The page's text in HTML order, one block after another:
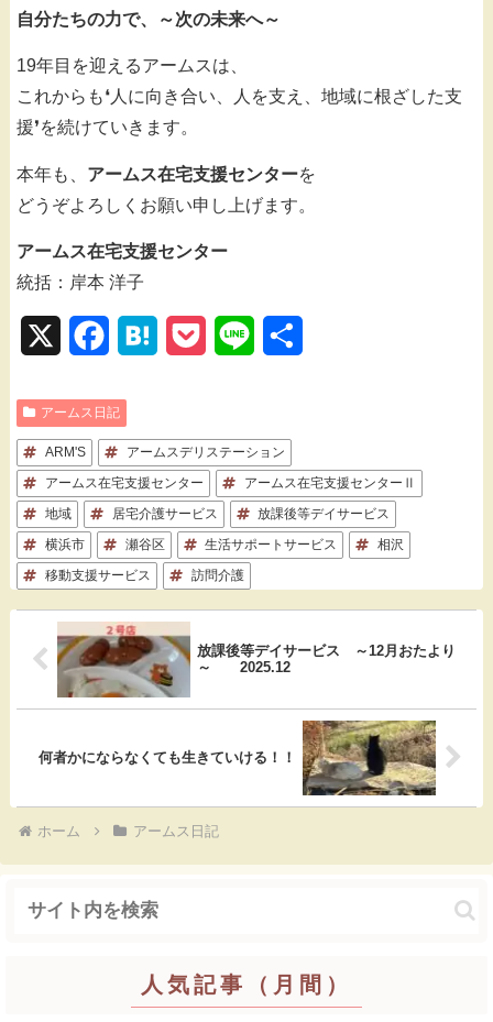
自分たちの力で、～次の未来へ～
19年目を迎えるアームスは、
これからも❛人に向き合い、人を支え、地域に根ざした支
援❜を続けていきます。
本年も、 アームス在宅支援センターを
どうぞよろしくお願い申し上げます。
アームス在宅支援センター
統括：岸本 洋子
c
e
b
o
o
k
e
n
a
k
e
t
e
アームス日記
ARM'S
アームスデリステーション
アームス在宅支援センター
アームス在宅支援センターⅡ
地域
居宅介護サービス
放課後等デイサービス
横浜市
瀬谷区 生活サポートサービス
相沢
移動支援サービス
訪問介護
放課後等デイサービス ～12月おたより
～ 2025.12
何者かにならなくても生きていける！！
ホーム アームス日記
人気記事（月間）